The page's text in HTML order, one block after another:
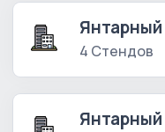
4 Стендов